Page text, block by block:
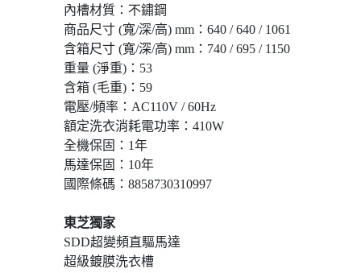
內槽材質：不鏽鋼
商品尺寸 (寬/深/高) mm：640 / 640 / 1061
含箱尺寸 (寬/深/高) mm：740 / 695 / 1150
重量 (淨重)：53
含箱 (毛重)：59
電壓/頻率：AC110V / 60Hz
額定洗衣消耗電功率：410W
全機保固：1年
馬達保固：10年
國際條碼：8858730310997
東芝獨家
SDD超變頻直驅馬達
超級鍍膜洗衣槽